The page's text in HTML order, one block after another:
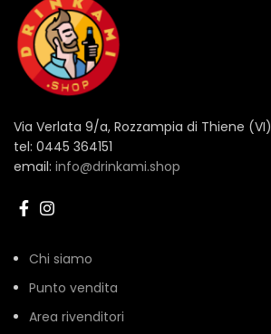
Via Verlata 9/a, Rozzampia di Thiene (VI)
tel: 0445 364151
email: info@drinkami.shop
Chi siamo
Punto vendita
Area rivenditori